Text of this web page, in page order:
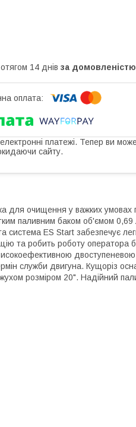
14 днів за домовленістю
платежі. Тепер ви
сайту.
для очищення у важких умовах
паливним баком об'ємом 0,69
ES Start забезпечує
та робить роботу оператора
служби двигуна. Кущоріз
розміром 20". Надійний